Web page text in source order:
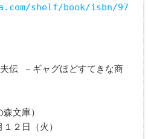
shelf/book/isbn/97
伝 －ギャグほどすてきな商
文庫）
２日（火）